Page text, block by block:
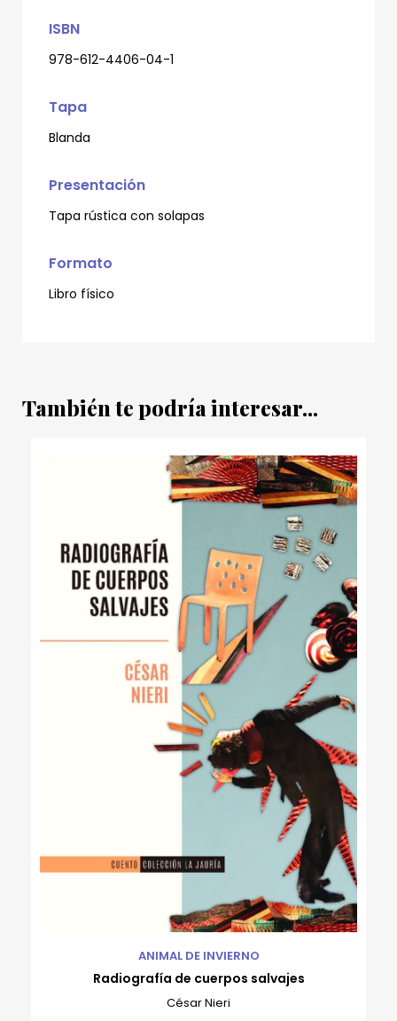
ISBN
978-612-4406-04-1
Tapa
Blanda
Presentación
Tapa rústica con solapas
Formato
Libro físico
También te podría interesar...
ANIMAL DE INVIERNO
Radiografía de cuerpos salvajes
César Nieri